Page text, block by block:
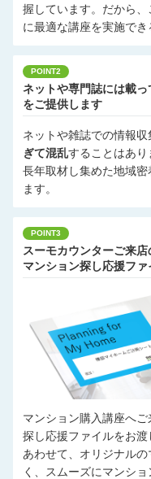
握しています。だから
に最適な講座を実施でき
POINT2
ネットや専門誌には載
をご提供します
ネットや雑誌での情報収
ぎて混乱することはあり
長年取材し集めた地域密
ます。
POINT3
スーモカウンターご来
マンション探し応援フ
マンション購入講座へ
探し応援ファイルをお
あわせて、オリジナル
く、スムーズにマンシ